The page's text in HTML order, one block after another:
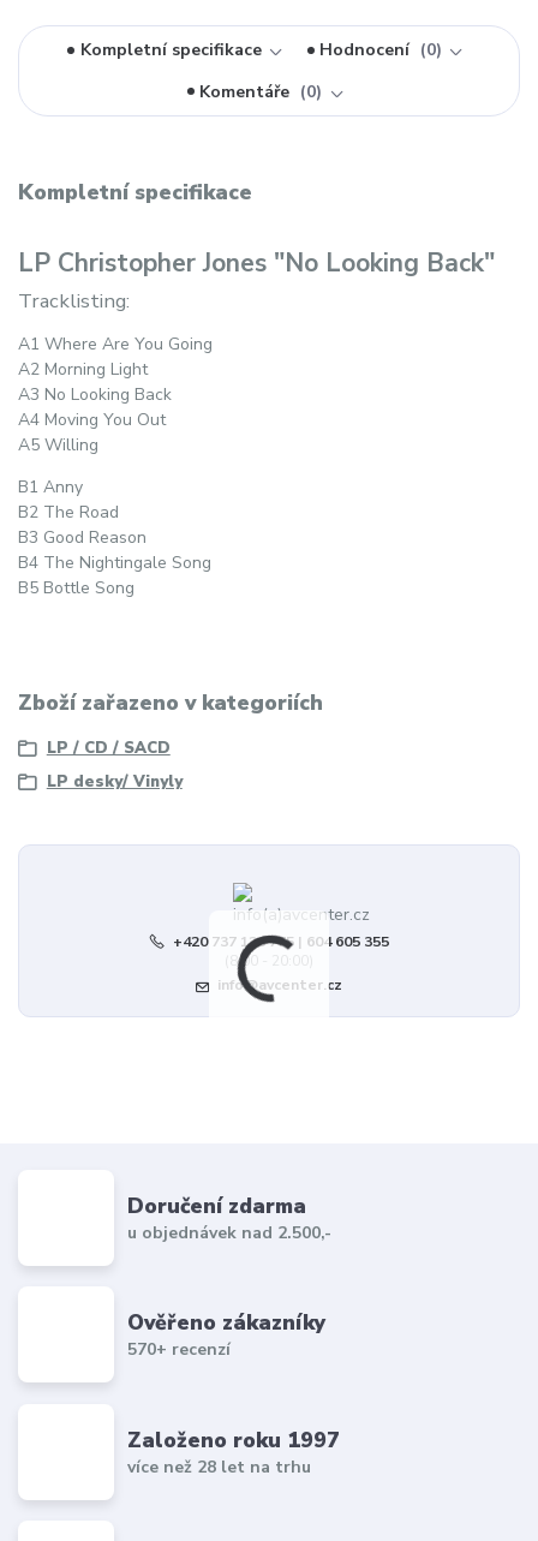
Kompletní specifikace Hodnocení
0
Komentáře
0
Kompletní specifikace
LP Christopher Jones "No Looking Back"
Tracklisting:
A1 Where Are You Going
A2 Morning Light
A3 No Looking Back
A4 Moving You Out
A5 Willing
B1 Anny
B2 The Road
B3 Good Reason
B4 The Nightingale Song
B5 Bottle Song
Zboží zařazeno v kategoriích
LP / CD / SACD
LP desky/ Vinyly
+420 737 123 775 | 604 605 355
(8:00 - 20:00)
info@avcenter.cz
Doručení zdarma
u objednávek nad 2.500,-
Ověřeno zákazníky
570+ recenzí
Založeno roku 1997
více než 28 let na trhu